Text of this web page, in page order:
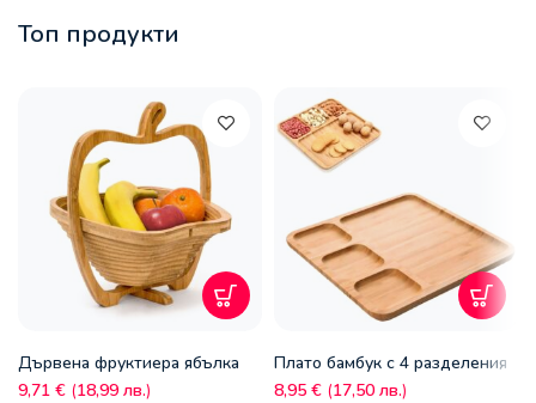
Топ продукти
Дървена фруктиера ябълка
9,71 € (18,99 лв.)
Плато бамбук с 4 разделения
8,95 € (17,50 лв.)